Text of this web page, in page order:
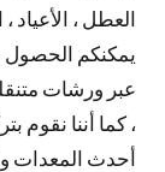
العطل ، الأعياد
يمكنكم الحصول
عبر ورشات
، كما أننا نقوم
أحدث المعدات و